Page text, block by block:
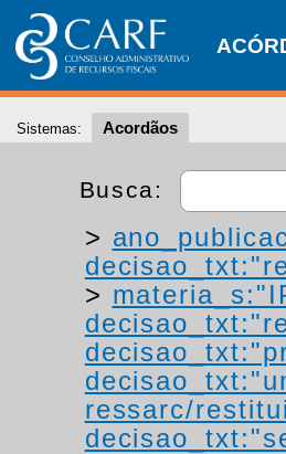
Sistemas: Acordãos
Busca:
>
>
ressarc/